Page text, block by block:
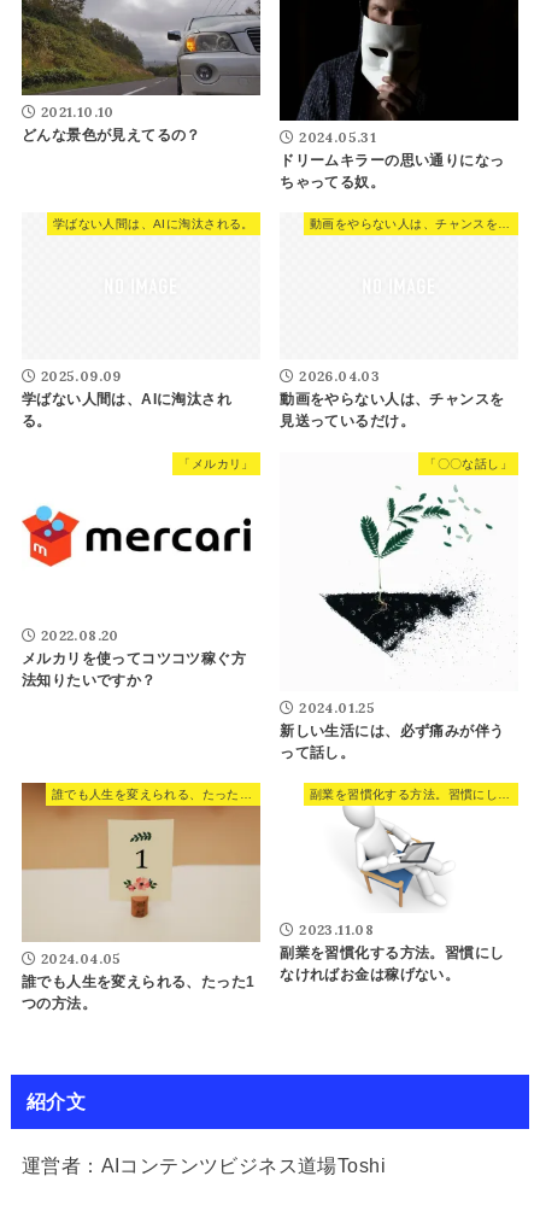
2021.10.10
どんな景色が見えてるの？ 2024.05.31
ドリームキラーの思い通りになっ
ちゃってる奴。
学ばない人間は、AIに淘汰される。
2025.09.09
学ばない人間は、AIに淘汰され
る。
2026.04.03
動画をやらない人は、チャンスを
見送っているだけ。
「メルカリ」
2022.08.20
メルカリを使ってコツコツ稼ぐ方
法知りたいですか？
「〇〇な話し」
2024.01.25
新しい生活には、必ず痛みが伴う
って話し。
2024.04.05
誰でも人生を変えられる、たった1
つの方法。
2023.11.08
副業を習慣化する方法。習慣にし
なければお金は稼げない。
紹介文
運営者：AIコンテンツビジネス道場Toshi